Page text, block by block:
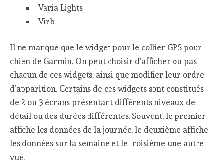
Varia Lights
Virb
Il ne manque que le widget pour le collier GPS pour
chien de Garmin. On peut choisir d’afficher ou pas
chacun de ces widgets, ainsi que modifier leur ordre
d’apparition. Certains de ces widgets sont constitués
de 2 ou 3 écrans présentant différents niveaux de
détail ou des durées différentes. Souvent, le premier
affiche les données de la journée, le deuxième affiche
les données sur la semaine et le troisième une autre
vue.